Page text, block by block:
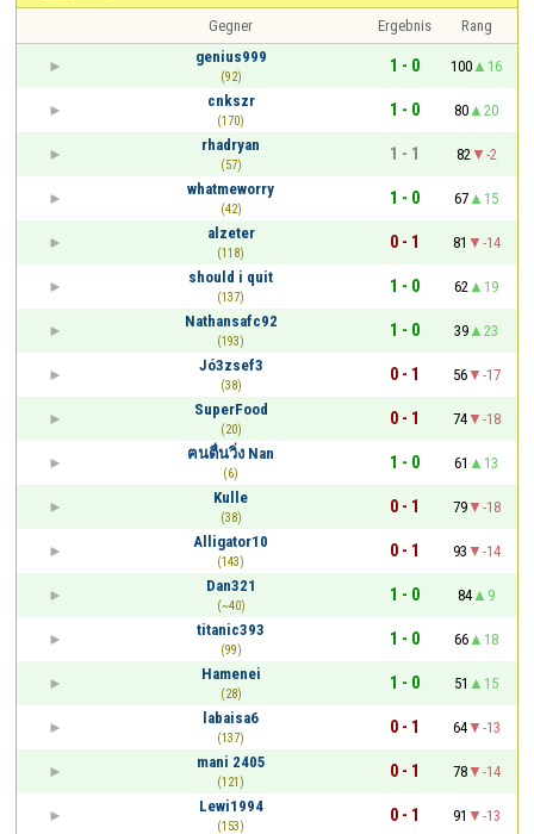
Gegner Ergebnis
Rang
genius999
(92)
1 - 0 100
16
cnkszr
(170)
1 - 0 80
20
rhadryan
(57)
1 - 1 82
-2
whatmeworry
(42)
1 - 0 67
15
alzeter
(118)
0 - 1 81
-14
should i quit
(137)
1 - 0 62
19
Nathansafc92
(193)
1 - 0 39
23
Jó3zsef3
(38)
0 - 1 56
-17
SuperFood
(20)
0 - 1 74
-18
ฅนตื่นวิ่ง Nan
(6)
1 - 0 61
13
Kulle
(38)
0 - 1 79
-18
Alligator10
(143)
0 - 1 93
-14
Dan321
(~40)
1 - 0 84
9
titanic393
(99)
1 - 0 66
18
Hamenei
(28)
1 - 0 51
15
labaisa6
(137)
0 - 1 64
-13
mani 2405
(121)
0 - 1 78
-14
Lewi1994
(153)
0 - 1 91 -13